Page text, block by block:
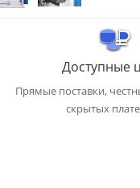
Доступные
Прямые поставки,
скрытых